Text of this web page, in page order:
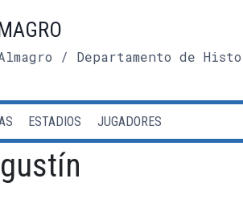
/ Departamento de
ESTADIOS JUGADORES